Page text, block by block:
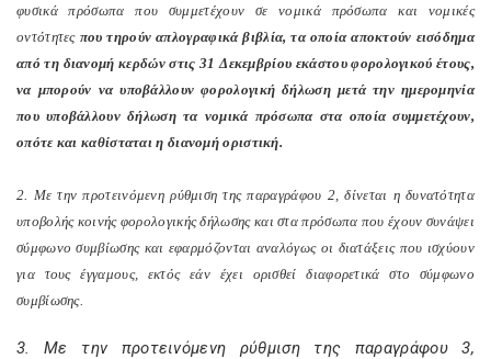
φυσικά πρόσωπα που συμμετέχουν σε νομικά πρόσωπα και νομικές
οντότητεςπου τηρούν απλογραφικά βιβλία, τα οποία αποκτούν εισόδημα
από τη διανομή κερδών στις 31 Δεκεμβρίου εκάστου φορολογικού έτους,
να μπορούν να υποβάλλουν φορολογική δήλωση μετά την ημερομηνία
που υποβάλλουν δήλωση τα νομικά πρόσωπα στα οποία συμμετέχουν,
οπότε και καθίσταται η διανομή οριστική.
2. Με την προτεινόμενη ρύθμιση της παραγράφου 2, δίνεται η δυνατότητα
υποβολής κοινής φορολογικής δήλωσης και στα πρόσωπα που έχουν συνάψει
σύμφωνο συμβίωσης και εφαρμόζονται αναλόγως οι διατάξεις που ισχύουν
για τους έγγαμους, εκτός εάν έχει ορισθεί διαφορετικά στο σύμφωνο
συμβίωσης.
3. Με την προτεινόμενη ρύθμιση της παραγράφου 3,